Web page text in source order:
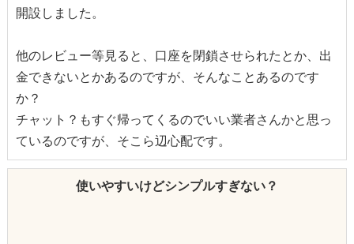
開設しました。
他のレビュー等見ると、口座を閉鎖させられたとか、出
金できないとかあるのですが、そんなことあるのです
か？
チャット？もすぐ帰ってくるのでいい業者さんかと思っ
ているのですが、そこら辺心配です。
使いやすいけどシンプルすぎない？